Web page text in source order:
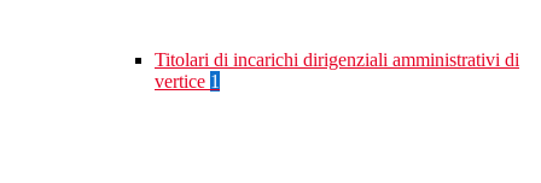
Titolari di incarichi dirigenziali amministrativi di
vertice 1